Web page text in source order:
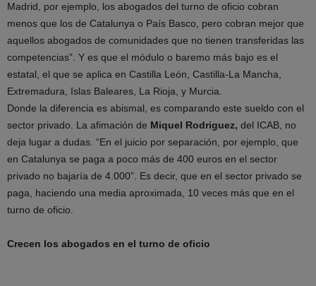
Madrid, por ejemplo, los abogados del turno de oficio cobran
menos que los de Catalunya o País Basco, pero cobran mejor que
aquellos abogados de comunidades que no tienen transferidas las
competencias”. Y es que el módulo o baremo más bajo es el
estatal, el que se aplica en Castilla León, Castilla-La Mancha,
Extremadura, Islas Baleares, La Rioja, y Murcia.
Donde la diferencia es abismal, es comparando este sueldo con el
sector privado. La afimación de Miquel Rodriguez, del ICAB, no
deja lugar a dudas. “En el juicio por separación, por ejemplo, que
en Catalunya se paga a poco más de 400 euros en el sector
privado no bajaría de 4.000”. Es decir, que en el sector privado se
paga, haciendo una media aproximada, 10 veces más que en el
turno de oficio.
Crecen los abogados en el turno de oficio